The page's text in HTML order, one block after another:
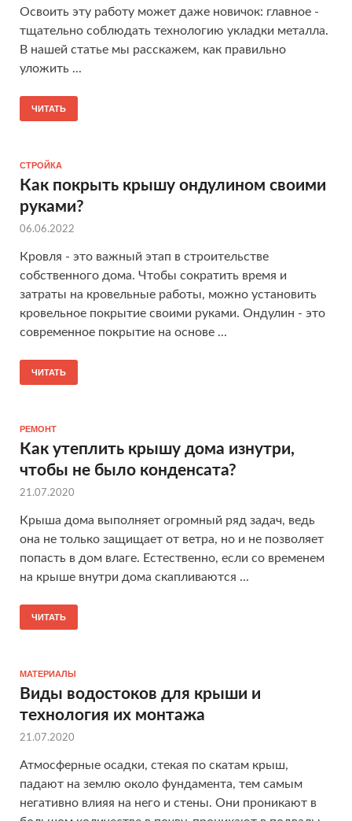
Освоить эту работу может даже новичок: главное -
тщательно соблюдать технологию укладки металла.
В нашей статье мы расскажем, как правильно
уложить ...
ЧИТАТЬ
СТРОЙКА
Как покрыть крышу ондулином своими
руками?
06.06.2022
Кровля - это важный этап в строительстве
собственного дома. Чтобы сократить время и
затраты на кровельные работы, можно установить
кровельное покрытие своими руками. Ондулин - это
современное покрытие на основе ...
ЧИТАТЬ
РЕМОНТ
Как утеплить крышу дома изнутри,
чтобы не было конденсата?
21.07.2020
Крыша дома выполняет огромный ряд задач, ведь
она не только защищает от ветра, но и не позволяет
попасть в дом влаге. Естественно, если со временем
на крыше внутри дома скапливаются ...
ЧИТАТЬ
МАТЕРИАЛЫ
Виды водостоков для крыши и
технология их монтажа
21.07.2020
Атмосферные осадки, стекая по скатам крыш,
падают на землю около фундамента, тем самым
негативно влияя на него и стены. Они проникают в